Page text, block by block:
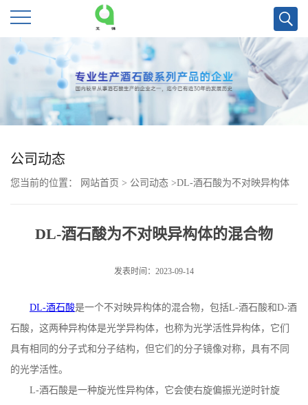
公
首
页
公
公
司
公司动态
您当前的位置： 网站首页 > 公司动态 >DL-酒石酸为不对映异构体
DL-酒石酸为不对映异构体的混合物
发表时间：2023-09-14
DL-酒石酸是一个不对映异构体的混合物，包括L-酒石酸和D-酒
石酸，这两种异构体是光学异构体，也称为光学活性异构体，它们
具有相同的分子式和分子结构，但它们的分子镜像对称，具有不同
的光学活性。
L-酒石酸是一种旋光性异构体，它会使右旋偏振光逆时针旋